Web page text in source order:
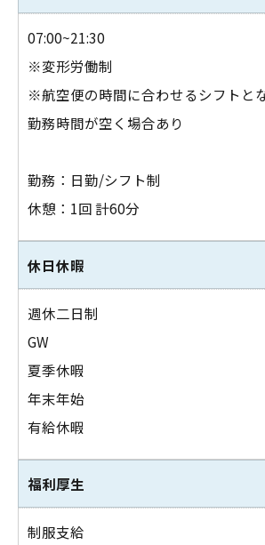
07:00~21:30
※変形労働制
※航空便の時間に合わせるシフトと
勤務時間が空く場合あり
勤務：日勤/シフト制
休憩：1回 計60分
休日休暇
週休二日制
GW
夏季休暇
年末年始
有給休暇
福利厚生
制服支給